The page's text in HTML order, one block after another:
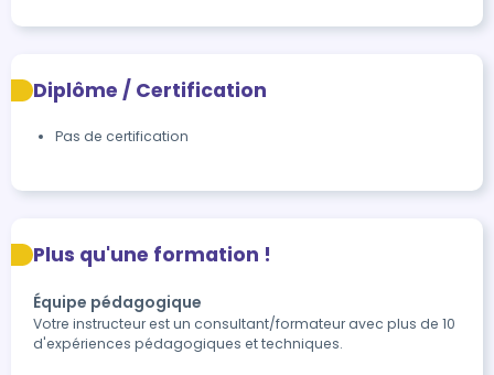
Diplôme / Certification
Pas de certification
Plus qu'une formation !
Équipe pédagogique
Votre instructeur est un consultant/formateur avec plus de 10
d'expériences pédagogiques et techniques.